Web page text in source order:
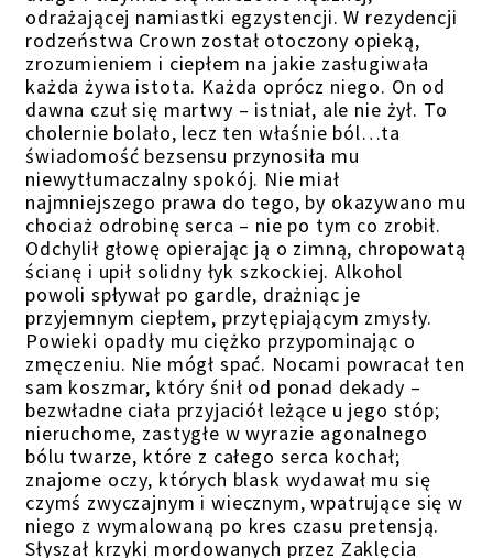
odrażającej namiastki egzystencji. W rezydencji
rodzeństwa Crown został otoczony opieką,
zrozumieniem i ciepłem na jakie zasługiwała
każda żywa istota. Każda oprócz niego. On od
dawna czuł się martwy – istniał, ale nie żył. To
cholernie bolało, lecz ten właśnie ból…ta
świadomość bezsensu przynosiła mu
niewytłumaczalny spokój. Nie miał
najmniejszego prawa do tego, by okazywano mu
chociaż odrobinę serca – nie po tym co zrobił.
Odchylił głowę opierając ją o zimną, chropowatą
ścianę i upił solidny łyk szkockiej. Alkohol
powoli spływał po gardle, drażniąc je
przyjemnym ciepłem, przytępiającym zmysły.
Powieki opadły mu ciężko przypominając o
zmęczeniu. Nie mógł spać. Nocami powracał ten
sam koszmar, który śnił od ponad dekady –
bezwładne ciała przyjaciół leżące u jego stóp;
nieruchome, zastygłe w wyrazie agonalnego
bólu twarze, które z całego serca kochał;
znajome oczy, których blask wydawał mu się
czymś zwyczajnym i wiecznym, wpatrujące się w
niego z wymalowaną po kres czasu pretensją.
Słyszał krzyki mordowanych przez Zaklęcia